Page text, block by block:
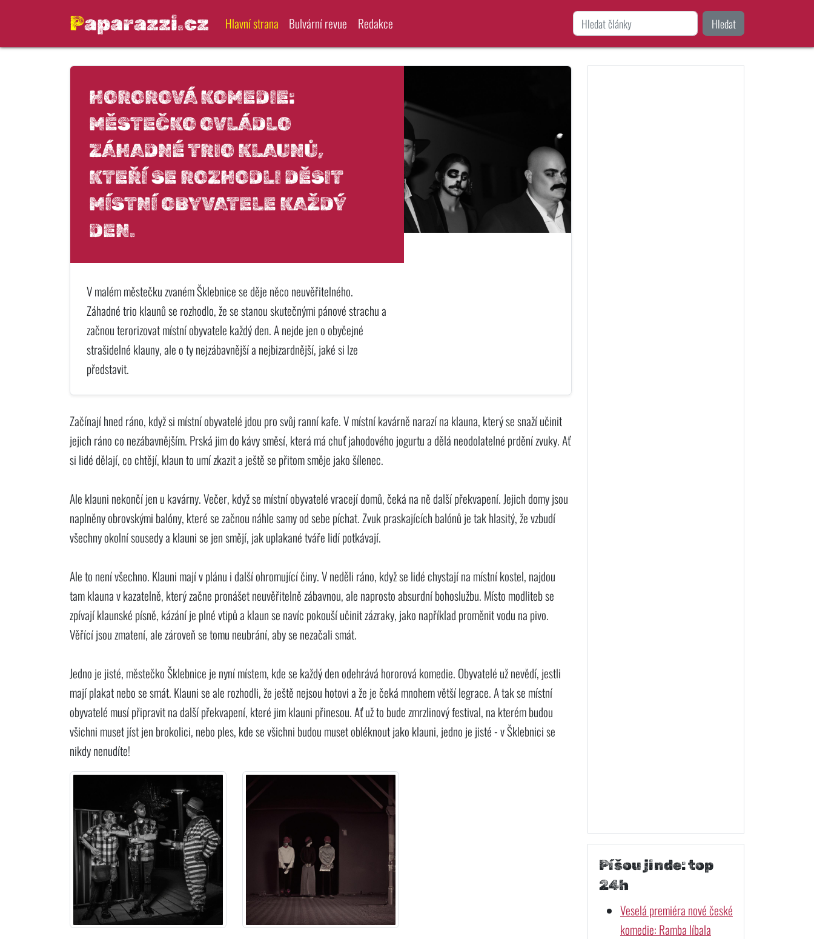
Paparazzi.cz Hlavní strana Bulvární revue Redakce Hledat
HOROROVÁ KOMEDIE:
MĚSTEČKO OVLÁDLO
ZÁHADNÉ TRIO KLAUNŮ,
KTEŘÍ SE ROZHODLI DĚSIT
MÍSTNÍ OBYVATELE KAŽDÝ
DEN.
V malém městečku zvaném Šklebnice se děje něco neuvěřitelného.
Záhadné trio klaunů se rozhodlo, že se stanou skutečnými pánové strachu a
začnou terorizovat místní obyvatele každý den. A nejde jen o obyčejné
strašidelné klauny, ale o ty nejzábavnější a nejbizardnější, jaké si lze
představit.
Začínají hned ráno, když si místní obyvatelé jdou pro svůj ranní kafe. V místní kavárně narazí na klauna, který se snaží učinit
jejich ráno co nezábavnějším. Prská jim do kávy směsí, která má chuť jahodového jogurtu a dělá neodolatelné prdění zvuky. Ať
si lidé dělají, co chtějí, klaun to umí zkazit a ještě se přitom směje jako šílenec.
Ale klauni nekončí jen u kavárny. Večer, když se místní obyvatelé vracejí domů, čeká na ně další překvapení. Jejich domy jsou
naplněny obrovskými balóny, které se začnou náhle samy od sebe píchat. Zvuk praskajících balónů je tak hlasitý, že vzbudí
všechny okolní sousedy a klauni se jen smějí, jak uplakané tváře lidí potkávají.
Ale to není všechno. Klauni mají v plánu i další ohromující činy. V neděli ráno, když se lidé chystají na místní kostel, najdou
tam klauna v kazatelně, který začne pronášet neuvěřitelně zábavnou, ale naprosto absurdní bohoslužbu. Místo modliteb se
zpívají klaunské písně, kázání je plné vtipů a klaun se navíc pokouší učinit zázraky, jako například proměnit vodu na pivo.
Věřící jsou zmatení, ale zároveň se tomu neubrání, aby se nezačali smát.
Jedno je jisté, městečko Šklebnice je nyní místem, kde se každý den odehrává hororová komedie. Obyvatelé už nevědí, jestli
mají plakat nebo se smát. Klauni se ale rozhodli, že ještě nejsou hotovi a že je čeká mnohem větší legrace. A tak se místní
obyvatelé musí připravit na další překvapení, které jim klauni přinesou. Ať už to bude zmrzlinový festival, na kterém budou
všichni muset jíst jen brokolici, nebo ples, kde se všichni budou muset obléknout jako klauni, jedno je jisté - v Šklebnici se
nikdy nenudíte!
Píšou jinde: top
24h
Veselá premiéra nové české
komedie: Ramba líbala